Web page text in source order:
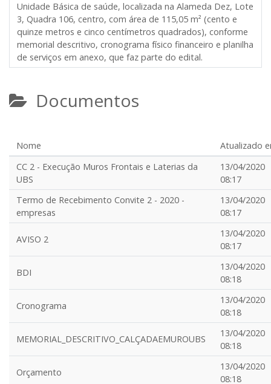
Unidade Básica de saúde, localizada na Alameda Dez, Lote
3, Quadra 106, centro, com área de 115,05 m² (cento e
quinze metros e cinco centímetros quadrados), conforme
memorial descritivo, cronograma físico financeiro e planilha
de serviços em anexo, que faz parte do edital.
Documentos
Nome
Atualizado
CC 2 - Execução Muros Frontais e Laterias da
UBS
13/04/2020
08:17
Termo de Recebimento Convite 2 - 2020 -
empresas
13/04/2020
08:17
AVISO 2
13/04/2020
08:17
BDI
13/04/2020
08:18
Cronograma
13/04/2020
08:18
MEMORIAL_DESCRITIVO_CALÇADAEMUROUBS
13/04/2020
08:18
Orçamento
13/04/2020
08:18